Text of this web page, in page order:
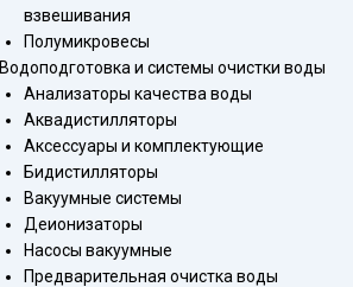
взвешивания
Полумикровесы
Водоподготовка и системы очистки воды
Анализаторы качества воды
Аквадистилляторы
Аксессуары и комплектующие
Бидистилляторы
Вакуумные системы
Деионизаторы
Насосы вакуумные
Предварительная очистка воды